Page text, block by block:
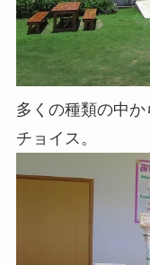
多くの種類の中
チョイス。